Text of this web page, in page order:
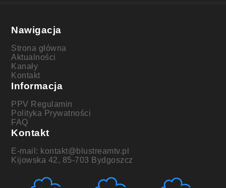
Nawigacja
Strona główna
Aktualności
Kanały
Kontakt
Informacja
PPV Regulamin
Polityka Prywatności
FAQ
Kontakt
E-mail: kontakt@blustreamtv.pl
Kijowska 42, 85-703 Bydgoszcz